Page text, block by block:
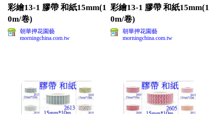
彩繪13-1 膠帶 和紙15mm(1
0m/卷)
朝華押花園藝
morningchina.com.tw
彩繪13-1 膠帶 和紙15mm(1
0m/卷)
朝華押花園藝
morningchina.com.tw